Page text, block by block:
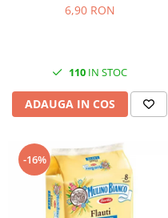
6,90 RON
110 IN STOC
ADAUGA IN COS
-16%